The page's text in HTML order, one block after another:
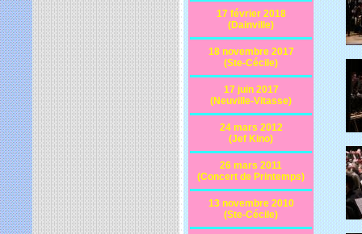
17 février 2018
(Dainville)
18 novembre 2017
(Ste-Cécile)
17 juin 2017
(Neuville-Vitasse)
24 mars 2012
(Jef Kino)
26 mars 2011
(Concert de Printemps)
13 novembre 2010
(Ste-Cécile)